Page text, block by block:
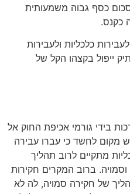
כסף גבוה משמעותית
כקנס.
כלכליות ולעבירות
ייפול בקצהו הקל של
בידי גורמי אכיפת החוק אל
מקום לחשד כי עברו עבירה
מתקיים לרוב תהליך
וסמויה. ברוב המקרים חקירות
של חקירה סמויה, לה לא